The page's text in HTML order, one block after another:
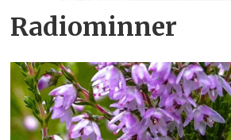
Radiominner